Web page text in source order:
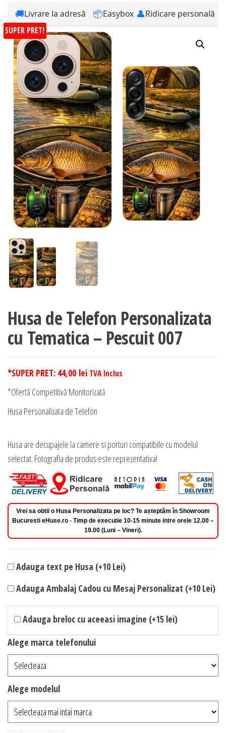
🚚Livrare la adresă 📦Easybox 👤Ridicare personală
SUPER PRET!
Husa de Telefon Personalizata
cu Tematica – Pescuit 007
*SUPER PRET: 44,00 lei TVA Inclus
*Ofertă Competitivă Monitorizată
Husa Personalizata de Telefon
Husa are decupajele la camere si porturi compatibile cu modelul
selectat. Fotografia de produs este reprezentativa!
Vrei sa obtii o Husa Personalizata pe loc? Te așteptăm în Showroom
Bucuresti eHuse.ro - Timp de executie 10-15 minute intre orele 12.00 –
19.00 (Luni – Vineri).
Adauga text pe Husa (+10 Lei)
Adauga Ambalaj Cadou cu Mesaj Personalizat (+10 Lei)
Adauga breloc cu aceeasi imagine (+15 lei)
Alege marca telefonului
Alege modelul